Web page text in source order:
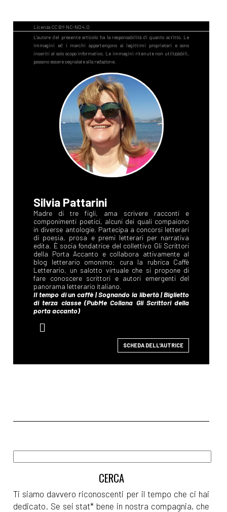
Silvia Pattarini
SCHEDA DELL'AUTRICE
Ti siamo davvero riconoscenti per il tempo che ci hai
dedicato. Se sei stat* bene in nostra compagnia, che